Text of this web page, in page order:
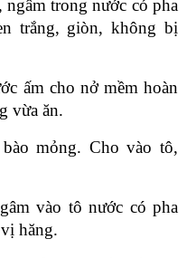
ngâm trong nước có pha
trắng, giòn, không bị
ấm cho nở mềm hoàn
vừa ăn.
mỏng. Cho vào tô,
vào tô nước có pha
hăng.